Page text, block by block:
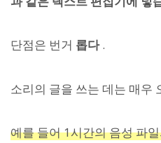
단점은 번거 롭다.
소리의 글을 쓰는 데는 매우
예를 들어 1시간의 음성 파